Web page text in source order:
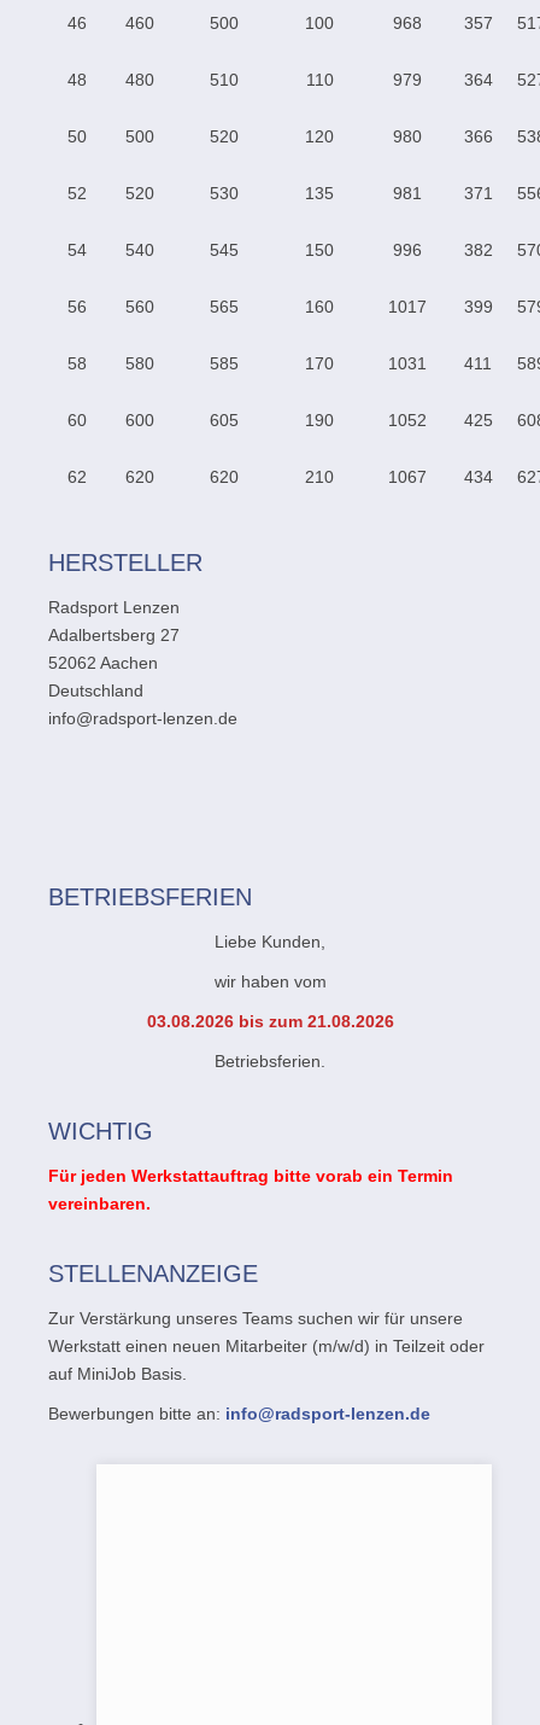
46 460 500 100 968 357
48 480 510 110 979 364
50 500 520 120 980 366
52 520 530 135 981 371
54 540 545 150 996 382
56 560 565 160 1017 399
58 580 585 170 1031 411
60 600 605 190 1052 425
62 620 620 210 1067 434
HERSTELLER
Radsport Lenzen
Adalbertsberg 27
52062 Aachen
Deutschland
info@radsport-lenzen.de
BETRIEBSFERIEN
Liebe Kunden,
wir haben vom
03.08.2026 bis zum 21.08.2026
Betriebsferien.
WICHTIG
Für jeden Werkstattauftrag bitte vorab ein Termin
vereinbaren.
STELLENANZEIGE
Zur Verstärkung unseres Teams suchen wir für unsere
Werkstatt einen neuen Mitarbeiter (m/w/d) in Teilzeit oder
auf MiniJob Basis.
Bewerbungen bitte an: info@radsport-lenzen.de